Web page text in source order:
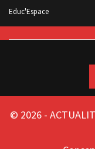
Educ'Espace
© 2026 -